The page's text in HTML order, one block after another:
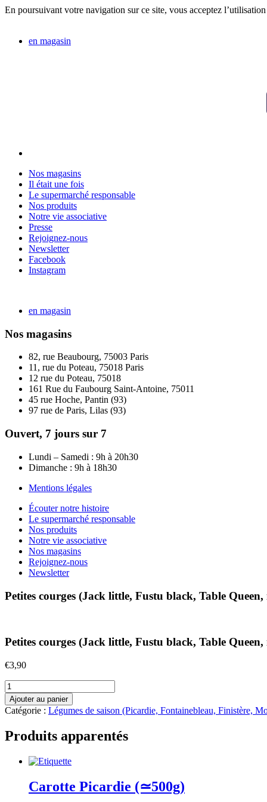
En poursuivant votre navigation sur ce site, vous acceptez
en magasin
Nos magasins
Il était une fois
Le supermarché responsable
Nos produits
Notre vie associative
Presse
Rejoignez-nous
Newsletter
Facebook
Instagram
en magasin
Nos magasins
82, rue Beaubourg, 75003 Paris
11, rue du Poteau, 75018 Paris
12 rue du Poteau, 75018
161 Rue du Faubourg Saint-Antoine, 75011
45 rue Hoche, Pantin (93)
97 rue de Paris, Lilas (93)
Ouvert, 7 jours sur 7
Lundi – Samedi : 9h à 20h30
Dimanche : 9h à 18h30
Mentions légales
Écouter notre histoire
Le supermarché responsable
Nos produits
Notre vie associative
Nos magasins
Rejoignez-nous
Newsletter
Petites courges (Jack little, Fustu black, Table
Petites courges (Jack little, Fustu black, Table
€3,90
quantité
de
Petites
courges
little,
black,
Queen,
Ajouter au panier
Catégorie : Légumes de saison (Picardie, Fontainebleau, Finistère,
Produits apparentés
Carotte Picardie (≃500g)